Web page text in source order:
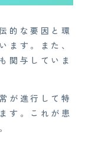
的な要因と環
ます。また、
関与していま
が進行して特
す。これが患